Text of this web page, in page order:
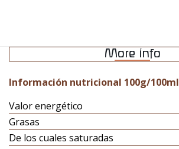
More info
Información nutricional 100g/100ml
Valor energético
Grasas
De los cuales saturadas